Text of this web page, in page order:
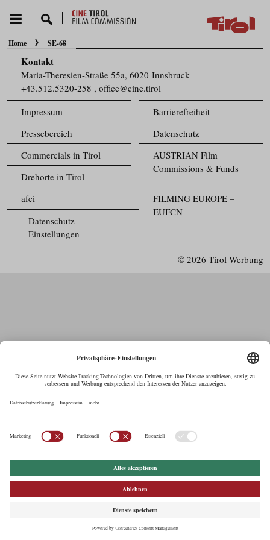
Sie befinden sich hier:
Home SE-68
Kontakt
Maria-Theresien-Straße 55a, 6020 Innsbruck
+43.512.5320-258 ,office@cine.tirol
Impressum
Barrierefreiheit
Pressebereich
Datenschutz
Commercials in Tirol
AUSTRIAN Film
Commissions & Funds
Drehorte in Tirol
FILMING EUROPE –
EUFCN
afci
Datenschutz
Einstellungen
© 2026 Tirol Werbung